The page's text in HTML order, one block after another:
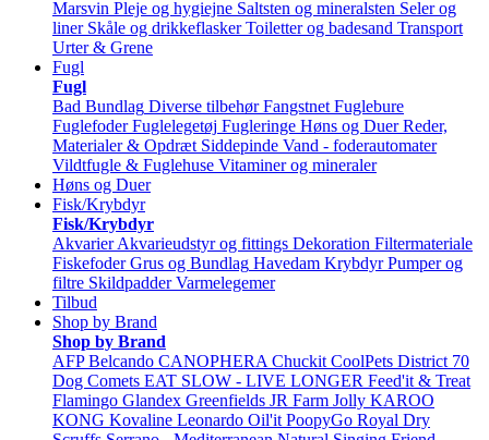
Marsvin Pleje og hygiejne Saltsten og mineralsten Seler og
liner Skåle og drikkeflasker Toiletter og badesand Transport
Urter & Grene
Fugl
Fugl
Bad Bundlag Diverse tilbehør Fangstnet Fuglebure
Fuglefoder Fuglelegetøj Fugleringe Høns og Duer Reder,
Materialer & Opdræt Siddepinde Vand - foderautomater
Vildtfugle & Fuglehuse Vitaminer og mineraler
Høns og Duer
Fisk/Krybdyr
Fisk/Krybdyr
Akvarier Akvarieudstyr og fittings Dekoration Filtermateriale
Fiskefoder Grus og Bundlag Havedam Krybdyr Pumper og
filtre Skildpadder Varmelegemer
Tilbud
Shop by Brand
Shop by Brand
AFP Belcando CANOPHERA Chuckit CoolPets District 70
Dog Comets EAT SLOW - LIVE LONGER Feed'it & Treat
Flamingo Glandex Greenfields JR Farm Jolly KAROO
KONG Kovaline Leonardo Oil'it PoopyGo Royal Dry